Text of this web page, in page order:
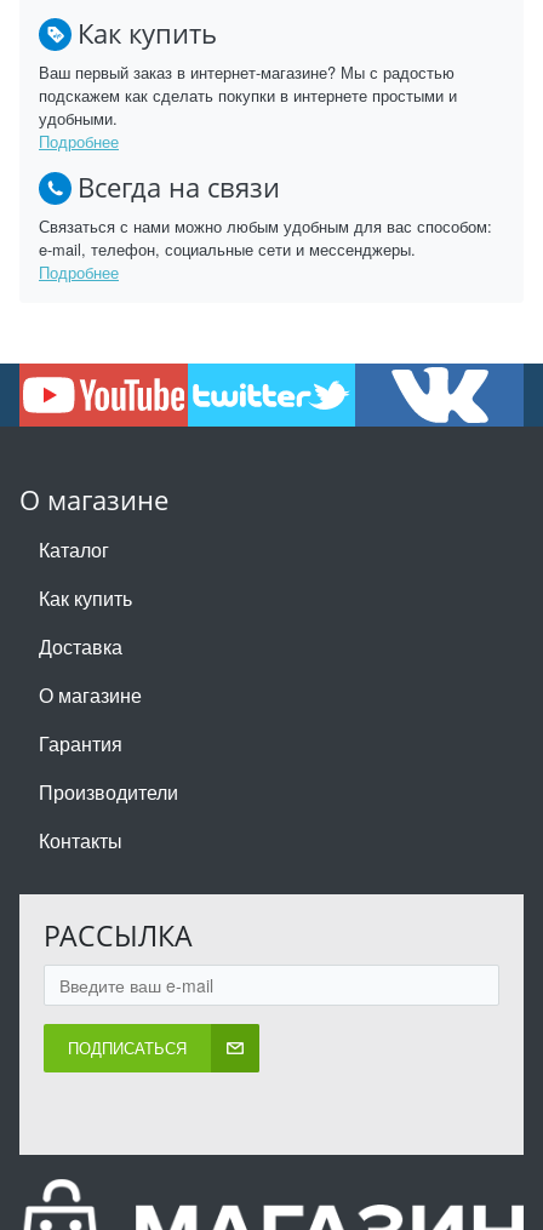
Как купить
Ваш первый заказ в интернет-магазине? Мы с радостью
подскажем как сделать покупки в интернете простыми и
удобными.
Подробнее
Всегда на связи
Связаться с нами можно любым удобным для вас способом:
e-mail, телефон, социальные сети и мессенджеры.
Подробнее
О магазине
Каталог
Как купить
Доставка
О магазине
Гарантия
Производители
Контакты
РАССЫЛКА
ПОДПИСАТЬСЯ